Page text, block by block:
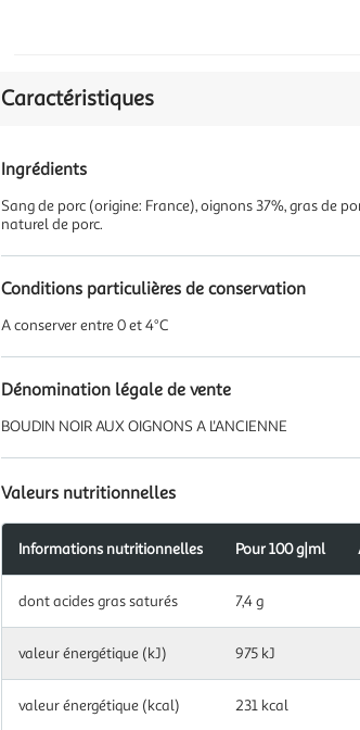
Caractéristiques
Ingrédients
Sang de porc (origine: France), oignons 37%, gras de
naturel de porc.
Conditions particulières de conservation
A conserver entre 0 et 4°C
Dénomination légale de vente
BOUDIN NOIR AUX OIGNONS A L'ANCIENNE
Valeurs nutritionnelles
nutritionnelles
pour
g|ml
Informations nutritionnelles Pour 100 g|ml
dont acides gras saturés 7,4 g
valeur énergétique (kJ) 975 kJ
valeur énergétique (kcal) 231 kcal